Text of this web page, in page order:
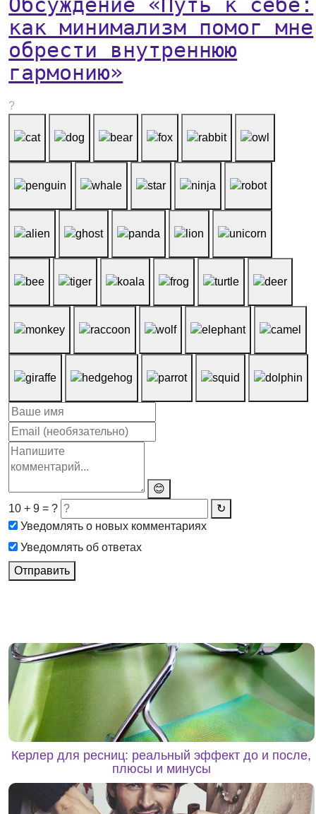
как минимализм помог мне
обрести внутреннюю
гармонию»
?
😊
10 + 9 = ?
↻
Уведомлять о новых комментариях
Уведомлять об ответах
Отправить
Керлер для ресниц: реальный эффект до и после,
плюсы и минусы